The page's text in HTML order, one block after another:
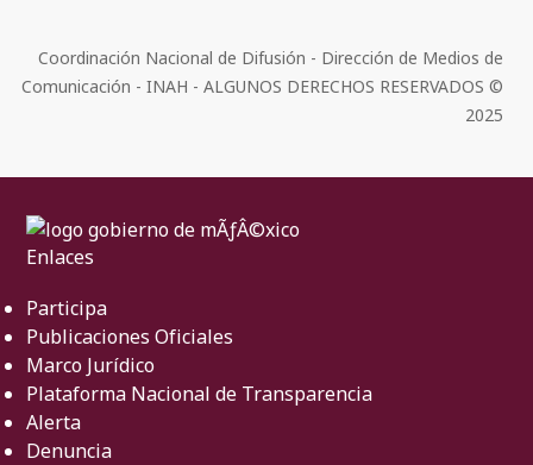
Coordinación Nacional de Difusión - Dirección de Medios de
Comunicación - INAH - ALGUNOS DERECHOS RESERVADOS ©
2025
Enlaces
Participa
Publicaciones Oficiales
Marco Jurídico
Plataforma Nacional de Transparencia
Alerta
Denuncia